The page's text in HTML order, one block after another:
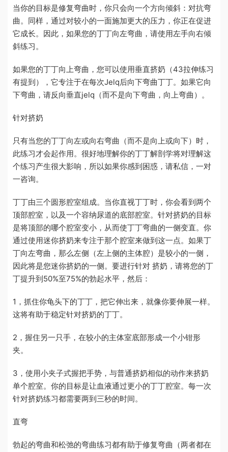
当你的目标是修复弯曲时，你只会向一个方向倾斜：对抗弯
曲。同样，通过对较小的一面施加更大的压力，你正在促进
它成长。因此，如果您的丁丁向左弯曲，请使用左手向右倾
斜练习。
如果您的丁丁向上弯曲，您可以使用垂直挤奶（43拉伸练习
有提到），它专注于在每次Jelq后向下弯曲丁丁。如果它向
下弯曲，请反向垂直jelq（而不是向下弯曲，向上弯曲）。
针对挤奶
只有当您的丁丁向左或向右弯曲（而不是向上或向下）时，
此练习才会起作用。很好地理解你的丁丁解剖学将对理解这
个练习产生很大影响，所以如果你感到困惑，请私信，一对
一咨询。
丁丁由三个圆形腔室组成。当你直视丁丁时，你会看到两个
顶部腔室，以及一个容纳尿道的底部腔室。针对挤奶的目标
是将顶部的哪个腔室变小，从而使丁丁弯曲的一侧变直。你
通过使用迷你挤奶来专注于那个腔室来做到这一点。如果丁
丁向左弯曲，那么左侧（左上侧的主体腔）是较小的一侧，
因此将是您迷你挤奶的一侧。要进行针对 挤奶，请将您的丁
丁提升到50%至75%的勃起水平，然后：
1，抓住你龟头下的丁丁，把它伸出来，就像你要伸展一样。
这将有助于稳定针对挤奶的丁丁。
2，握住另一只手，在较小的主体室底部形成一个小钳形
夹。
3，使用小夹子式握把手势，与普通挤奶相似的动作来挤奶
单个腔室。你的目标是让血液通过更小的丁丁腔室。每一次
针对挤奶练习都需要两到三秒的时间。
直弯
勃起的弯曲和松弛的弯曲练习都有助于修复弯曲（两者都在